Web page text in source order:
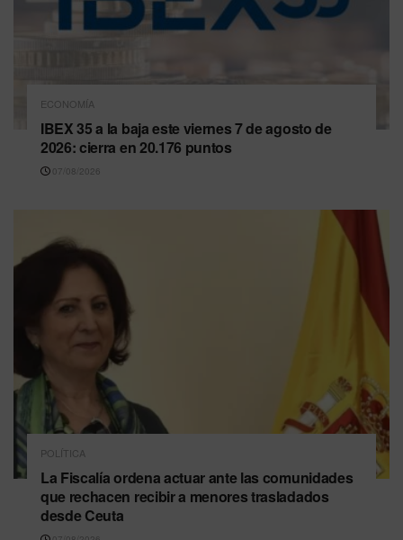
ECONOMÍA
IBEX 35 a la baja este viernes 7 de agosto de
2026: cierra en 20.176 puntos
07/08/2026
POLÍTICA
La Fiscalía ordena actuar ante las comunidades
que rechacen recibir a menores trasladados
desde Ceuta